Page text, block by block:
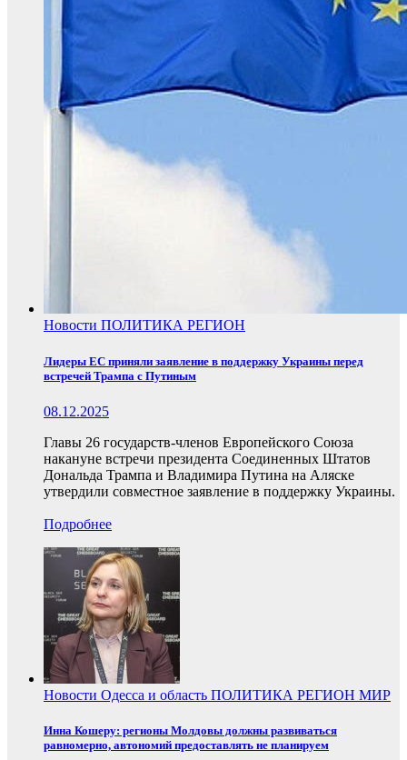
Новости ПОЛИТИКА РЕГИОН
Лидеры ЕС приняли заявление в поддержку Украины перед
встречей Трампа с Путиным
08.12.2025
Главы 26 государств-членов Европейского Союза
накануне встречи президента Соединенных Штатов
Дональда Трампа и Владимира Путина на Аляске
утвердили совместное заявление в поддержку Украины.
Подробнее
Новости Одесса и область ПОЛИТИКА РЕГИОН МИР
Инна Кошеру: регионы Молдовы должны развиваться
равномерно, автономий предоставлять не планируем